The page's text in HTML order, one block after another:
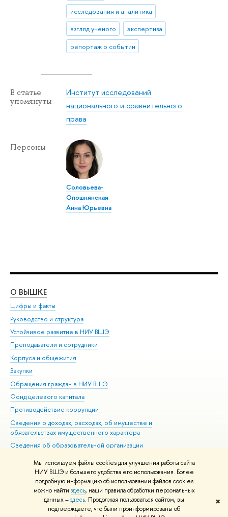
Мы используем файлы cookies для улучшения работы сайта
НИУ ВШЭ и большего удобства его использования. Более
подробную информацию об использовании файлов cookies
можно найти здесь, наши правила обработки персональных
данных –здесь. Продолжая пользоваться сайтом, вы
подтверждаете, что были проинформированы об
✖
исследования и аналитика
взгляд ученого
экспертиза
репортаж о событии
В статье
упомянуты
Институт исследований
национального и сравнительного
права
Персоны
Соловьева-
Опошнянская
Анна Юрьевна
О ВЫШКЕ
Цифры и факты
Руководство и структура
Устойчивое развитие в НИУ ВШЭ
Преподаватели и сотрудники
Корпуса и общежития
Закупки
Обращения граждан в НИУ ВШЭ
Фонд целевого капитала
Противодействие коррупции
Сведения о доходах, расходах, об имуществе и
обязательствах имущественного характера
Сведения об образовательной организации
Людям с ограниченными возможностями здоровья
Единая платежная страница
Работа в Вышке